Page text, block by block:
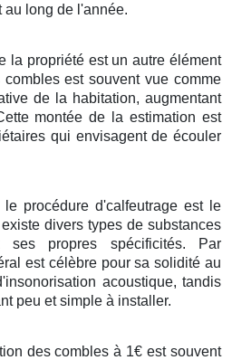
au long de l'année.
la propriété est un autre élément
est souvent vue comme
de la habitation, augmentant
montée de la estimation est
qui envisagent de écouler
procédure d'calfeutrage est le
divers types de substances
ses propres spécificités. Par
est célèbre pour sa solidité au
acoustique, tandis
peu et simple à installer.
des combles à 1€ est souvent